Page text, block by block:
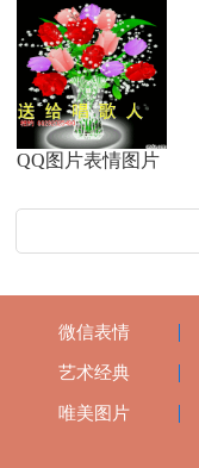
QQ图片表情图片
微信表情
艺术经典
唯美图片